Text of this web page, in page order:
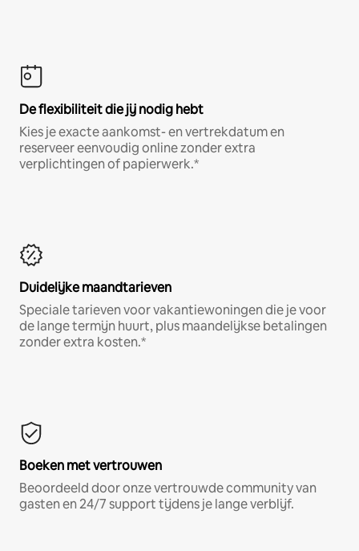
De flexibiliteit die jij nodig hebt
Kies je exacte aankomst- en vertrekdatum en
reserveer eenvoudig online zonder extra
verplichtingen of papierwerk.*
Duidelijke maandtarieven
Speciale tarieven voor vakantiewoningen die je voor
de lange termijn huurt, plus maandelijkse betalingen
zonder extra kosten.*
Boeken met vertrouwen
Beoordeeld door onze vertrouwde community van
gasten en 24/7 support tijdens je lange verblijf.